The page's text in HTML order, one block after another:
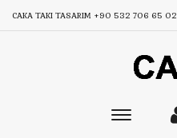
CAKA TAKI TASARIM +90 532 706 65 02
Toggle